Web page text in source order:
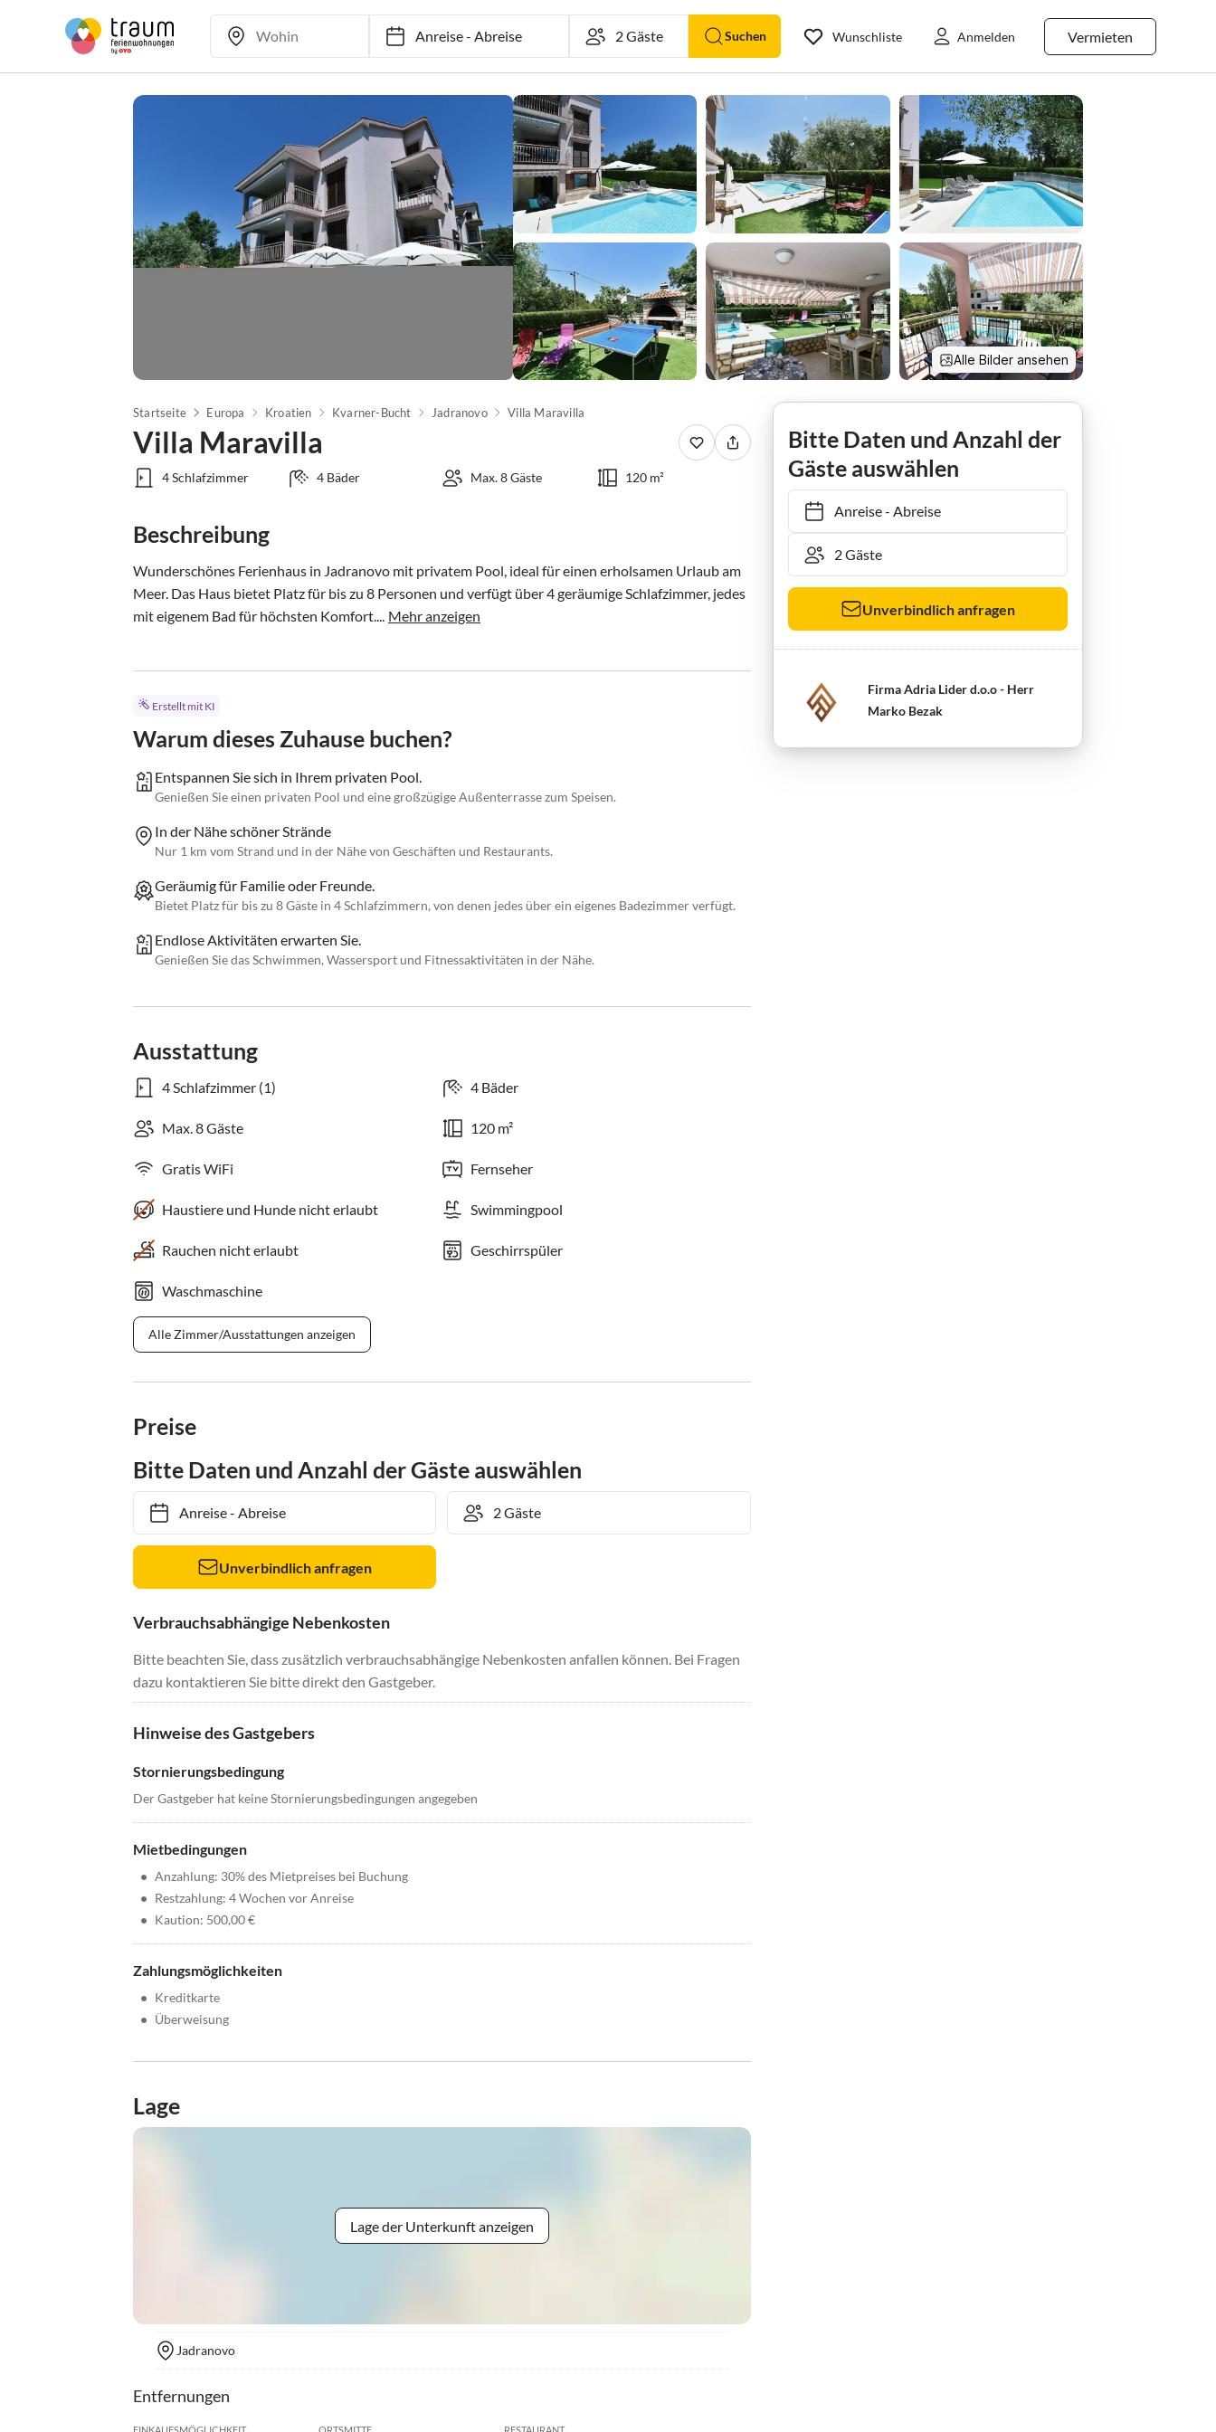
Anreise-Abreise Suchen Vermieten
Wunschliste Anmelden
Alle Bilder ansehen
Startseite Europa Kroatien Kvarner-Bucht Jadranovo Villa Maravilla
Villa Maravilla
4 Schlafzimmer 4 Bäder Max. 8 Gäste 120 m²
Beschreibung
Wunderschönes Ferienhaus in Jadranovo mit privatem Pool, ideal für einen erholsamen Urlaub am
Meer. Das Haus bietet Platz für bis zu 8 Personen und verfügt über 4 geräumige Schlafzimmer, jedes
mit eigenem Bad für höchsten Komfort.... Mehr anzeigen
Erstellt mit KI
Warum dieses Zuhause buchen?
Entspannen Sie sich in Ihrem privaten Pool.
Genießen Sie einen privaten Pool und eine großzügige Außenterrasse zum Speisen.
In der Nähe schöner Strände
Nur 1 km vom Strand und in der Nähe von Geschäften und Restaurants.
Geräumig für Familie oder Freunde.
Bietet Platz für bis zu 8 Gäste in 4 Schlafzimmern, von denen jedes über ein eigenes Badezimmer verfügt.
Endlose Aktivitäten erwarten Sie.
Genießen Sie das Schwimmen, Wassersport und Fitnessaktivitäten in der Nähe.
Ausstattung
4 Schlafzimmer (1) 4 Bäder
Max. 8 Gäste 120 m²
Gratis WiFi Fernseher
Haustiere und Hunde nicht erlaubt Swimmingpool
Rauchen nicht erlaubt Geschirrspüler
Waschmaschine
Alle Zimmer/Ausstattungen anzeigen
Preise
Bitte Daten und Anzahl der Gäste auswählen
Anreise- Abreise
Unverbindlich anfragen
Verbrauchsabhängige Nebenkosten
Bitte beachten Sie, dass zusätzlich verbrauchsabhängige Nebenkosten anfallen können. Bei Fragen
dazu kontaktieren Sie bitte direkt den Gastgeber.
Hinweise des Gastgebers
Stornierungsbedingung
Der Gastgeber hat keine Stornierungsbedingungen angegeben
Mietbedingungen
• Anzahlung: 30% des Mietpreises bei Buchung
• Restzahlung: 4 Wochen vor Anreise
• Kaution: 500,00 €
Zahlungsmöglichkeiten
• Kreditkarte
• Überweisung
Lage
Lage der Unterkunft anzeigen
Jadranovo
Entfernungen
Bitte Daten und Anzahl der
Gäste auswählen
Anreise- Abreise
Unverbindlich anfragen
Firma Adria Lider d.o.o - Herr
Marko Bezak